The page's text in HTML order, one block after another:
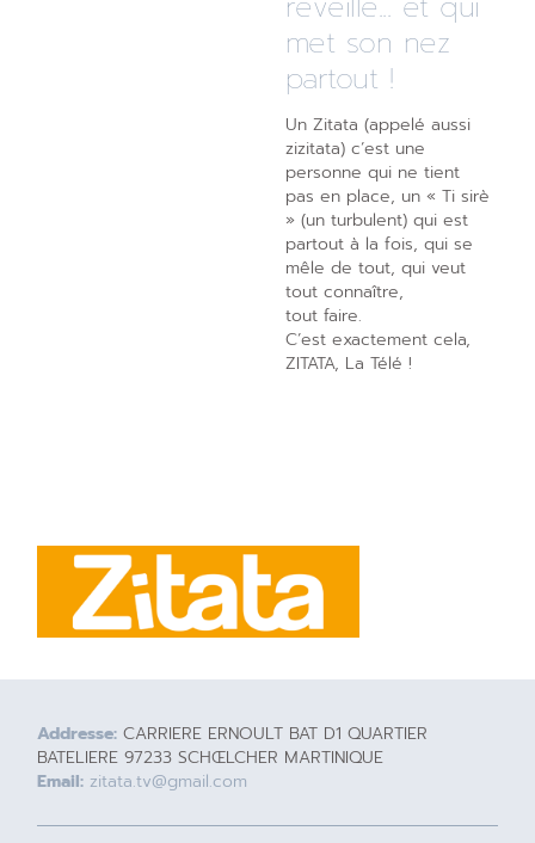
met son nez
partout !
Un Zitata (appelé aussi
zizitata) c’est une
personne qui ne tient
pas en place, un « Ti sirè
» (un turbulent) qui est
partout à la fois, qui se
mêle de tout, qui veut
tout connaître,
tout faire.
C’est exactement cela,
ZITATA, La Télé !
Addresse: CARRIERE ERNOULT BAT D1 QUARTIER
BATELIERE 97233 SCHŒLCHER MARTINIQUE
Email: zitata.tv@gmail.com